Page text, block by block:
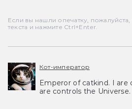
Если вы нашли опечатку,
текста и нажмите Ctrl+Enter.
Кот-император
Emperor of catkind. I are
are controls the Universe.